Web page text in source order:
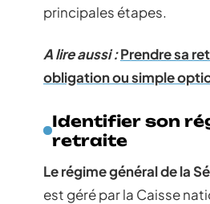
principales étapes.
A lire aussi :Prendre sa
obligation ou simple
Identifier son
retraite
Le régime général de la
est géré par la Caisse